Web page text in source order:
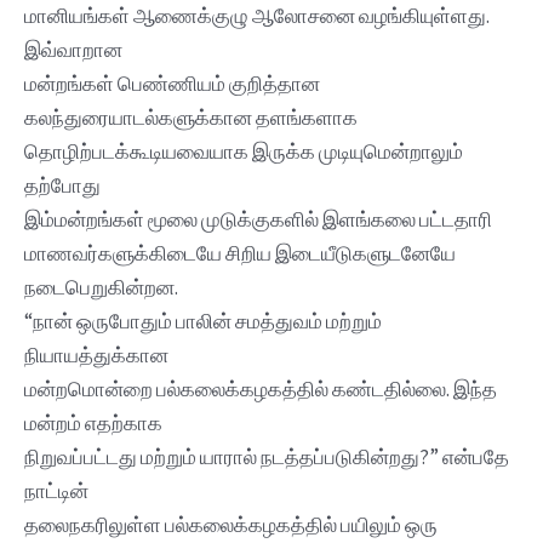
மானியங்கள் ஆணைக்குழு ஆலோசனை வழங்கியுள்ளது.
இவ்வாறான
மன்றங்கள் பெண்ணியம் குறித்தான
கலந்துரையாடல்களுக்கான தளங்களாக
தொழிற்படக்கூடியவையாக இருக்க முடியுமென்றாலும்
தற்போது
இம்மன்றங்கள் மூலை முடுக்குகளில் இளங்கலை பட்டதாரி
மாணவர்களுக்கிடையே சிறிய இடையீடுகளுடனேயே
நடைபெறுகின்றன.
“நான் ஒருபோதும் பாலின் சமத்துவம் மற்றும்
நியாயத்துக்கான
மன்றமொன்றை பல்கலைக்கழகத்தில் கண்டதில்லை. இந்த
மன்றம் எதற்காக
நிறுவப்பட்டது மற்றும் யாரால் நடத்தப்படுகின்றது?” என்பதே
நாட்டின்
தலைநகரிலுள்ள பல்கலைக்கழகத்தில் பயிலும் ஒரு